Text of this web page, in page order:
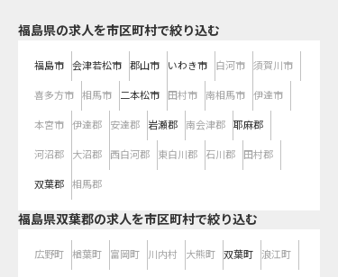
福島県の求人を市区町村で絞り込む
福島市 会津若松市 郡山市 いわき市 白河市 須賀川市
喜多方市 相馬市 二本松市 田村市 南相馬市 伊達市
本宮市 伊達郡 安達郡 岩瀬郡 南会津郡 耶麻郡
河沼郡 大沼郡 西白河郡 東白川郡 石川郡 田村郡
双葉郡 相馬郡
福島県双葉郡の求人を市区町村で絞り込む
広野町 楢葉町 富岡町 川内村 大熊町 双葉町 浪江町